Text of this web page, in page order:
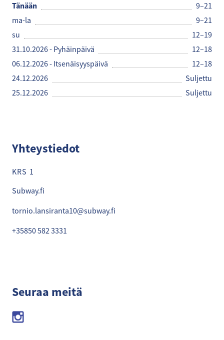
Tänään
9–21
ma-la
9–21
su
12–19
31.10.2026 - Pyhäinpäivä
12–18
06.12.2026 - Itsenäisyyspäivä
12–18
24.12.2026
Suljettu
25.12.2026
Suljettu
Yhteystiedot
KRS 1
Subway.fi
tornio.lansiranta10@subway.fi
+35850 582 3331
Seuraa meitä